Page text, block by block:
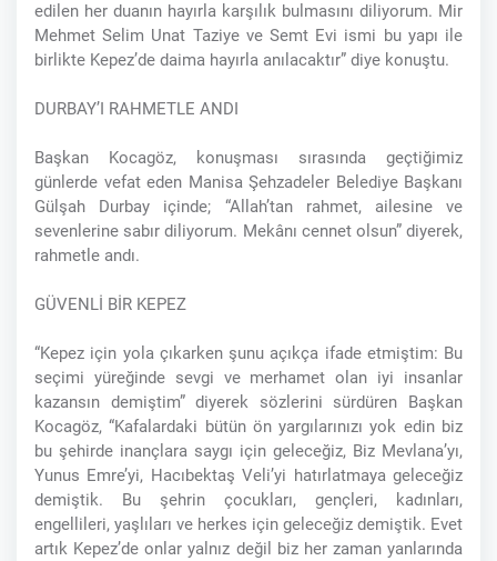
edilen her duanın hayırla karşılık bulmasını diliyorum. Mir
Mehmet Selim Unat Taziye ve Semt Evi ismi bu yapı ile
birlikte Kepez’de daima hayırla anılacaktır” diye konuştu.
DURBAY’I RAHMETLE ANDI
Başkan Kocagöz, konuşması sırasında geçtiğimiz
günlerde vefat eden Manisa Şehzadeler Belediye Başkanı
Gülşah Durbay içinde; “Allah’tan rahmet, ailesine ve
sevenlerine sabır diliyorum. Mekânı cennet olsun” diyerek,
rahmetle andı.
GÜVENLİ BİR KEPEZ
“Kepez için yola çıkarken şunu açıkça ifade etmiştim: Bu
seçimi yüreğinde sevgi ve merhamet olan iyi insanlar
kazansın demiştim” diyerek sözlerini sürdüren Başkan
Kocagöz, “Kafalardaki bütün ön yargılarınızı yok edin biz
bu şehirde inançlara saygı için geleceğiz, Biz Mevlana’yı,
Yunus Emre’yi, Hacıbektaş Veli’yi hatırlatmaya geleceğiz
demiştik. Bu şehrin çocukları, gençleri, kadınları,
engellileri, yaşlıları ve herkes için geleceğiz demiştik. Evet
artık Kepez’de onlar yalnız değil biz her zaman yanlarında